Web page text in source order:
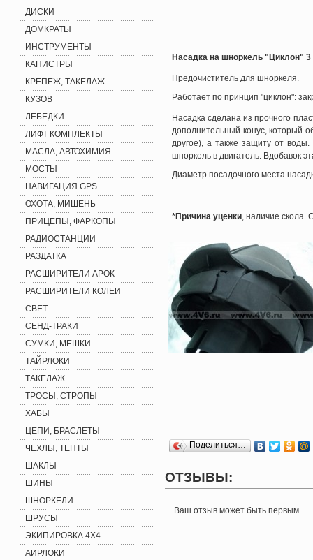
ДИСКИ
ДОМКРАТЫ
ИНСТРУМЕНТЫ
КАНИСТРЫ
КРЕПЕЖ, ТАКЕЛАЖ
КУЗОВ
ЛЕБЕДКИ
ЛИФТ КОМПЛЕКТЫ
МАСЛА, АВТОХИМИЯ
МОСТЫ
НАВИГАЦИЯ GPS
ОХОТА, МИШЕНЬ
ПРИЦЕПЫ, ФАРКОПЫ
РАДИОСТАНЦИИ
РАЗДАТКА
РАСШИРИТЕЛИ АРОК
РАСШИРИТЕЛИ КОЛЕИ
СВЕТ
СЕНД-ТРАКИ
СУМКИ, МЕШКИ
ТАЙРЛОКИ
ТАКЕЛАЖ
ТРОСЫ, СТРОПЫ
ХАБЫ
ЦЕПИ, БРАСЛЕТЫ
ЧЕХЛЫ, ТЕНТЫ
ШАКЛЫ
ШИНЫ
ШНОРКЕЛИ
ШРУСЫ
ЭКИПИРОВКА 4X4
АИРЛОКИ
Насадка на шноркель "Циклон" 3
Предочиститель для шноркеля.
Работает по принцип "циклон":
Насадка сделана из прочного
дополнительный конус, который
другое), а также защиту от
шноркель в двигатель. Вдобавок
Диаметр посадочного места
*Причина уценки, наличие скола.
Поделиться…
ОТЗЫВЫ:
Ваш отзыв может быть первым.